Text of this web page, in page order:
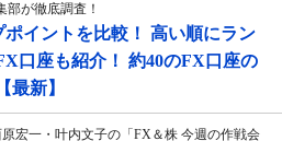
が徹底調査！
イントを比較！ 高い順にラン
口座も紹介！ 約40のFX口座の
最新】
宏一・叶内文子の「FX＆株 今週の作戦会